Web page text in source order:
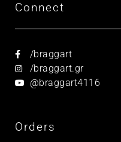
Connect
/braggart
/braggart.gr
@braggart4116
Orders